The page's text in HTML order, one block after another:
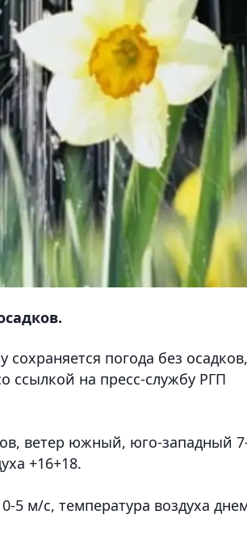
погода без осадков,
ссылкой на пресс-службу РГП
ветер южный, юго-западный
+16+18.
5 м/с, температура воздуха